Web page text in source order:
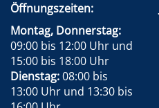
Öffnungszeiten:
Montag, Donnerstag:
09:00 bis 12:00 Uhr und
15:00 bis 18:00 Uhr
Dienstag:08:00 bis
13:00 Uhr und 13:30 bis